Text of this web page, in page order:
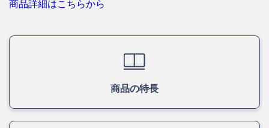
商品詳細はこちらから
商品の特長